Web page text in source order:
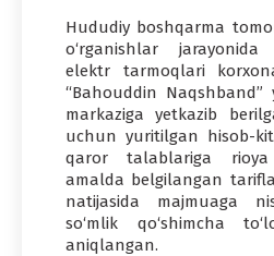
Hududiy boshqarma
o‘rganishlar
elektr tarmoqlari
“Bahouddin Naqshband”
markaziga yetkazib
uchun yuritilgan hisob-
qaror talablariga
amalda belgilangan
natijasida majmuaga
so‘mlik qo‘shimcha
aniqlangan.